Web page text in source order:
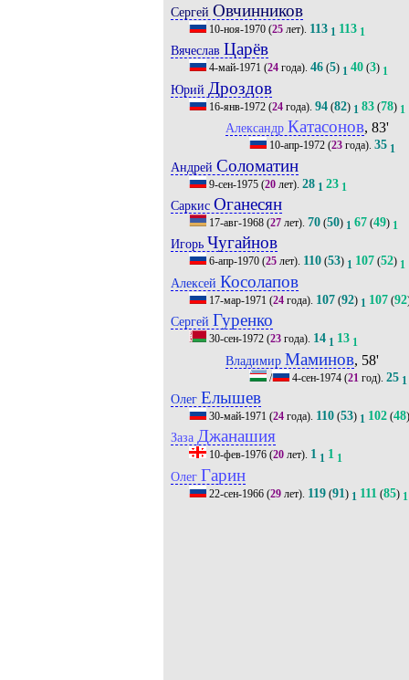
Сергей Овчинников
10-ноя-1970(25лет). 113 1 113 1
Вячеслав Царёв
4-май-1971 (24года). 46(5) 1 40(3) 1
Юрий Дроздов
16-янв-1972(24года). 94(82) 1 83(78) 1
Александр Катасонов, 83'
10-апр-1972 (23 года).35 1
Андрей Соломатин
9-сен-1975(20лет). 28 1 23 1
Саркис Оганесян
17-авг-1968(27лет). 70(50) 1 67(49) 1
Игорь Чугайнов
6-апр-1970(25лет). 110(53) 1 107(52) 1
Алексей Косолапов
17-мар-1971 (24года). 107(92) 1 107(92
Сергей Гуренко
30-сен-1972(23года). 14 1 13 1
Владимир Маминов, 58'
/ 4-сен-1974 (21 год).25 1
Олег Елышев
30-май-1971 (24года). 110(53) 1 102(48)
Заза Джанашия
10-фев-1976(20лет). 1 1 1 1
Олег Гарин
22-сен-1966(29лет). 119(91) 1 111 (85) 1